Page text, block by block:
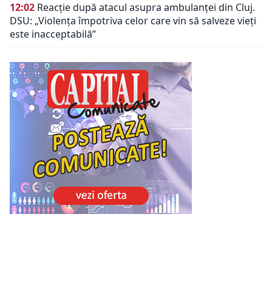
12:02 Reacție după atacul asupra ambulanței din Cluj.
DSU: „Violența împotriva celor care vin să salveze vieți
este inacceptabilă”